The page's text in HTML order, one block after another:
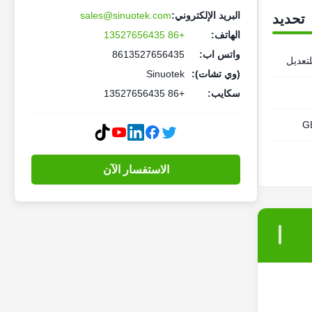
تحديد البريد الإلكتروني:sales@sinuotek.com
الهاتف:
+86 13527656435
واتس اب:
8613527656435
(وي تشات):
Sinuotek
سكايب:
+86 13527656435
الاستفسار الآن